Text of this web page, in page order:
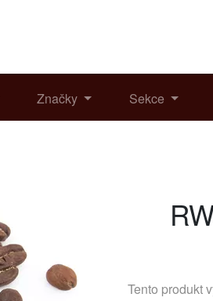
Značky Sekce
Tento produkt